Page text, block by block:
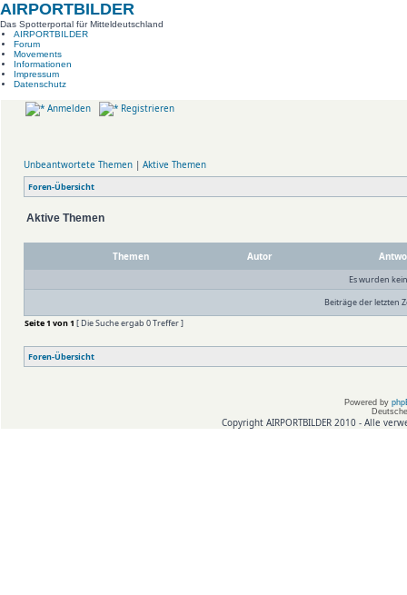
AIRPORTBILDER
Das Spotterportal für Mitteldeutschland
AIRPORTBILDER
Forum
Movements
Informationen
Impressum
Datenschutz
Anmelden Registrieren
Unbeantwortete Themen | Aktive Themen
Foren-Übersicht
Aktive Themen
Themen Autor
Es wurden
Beiträge der letzten
Seite1 von1 [ Die Suche ergab 0 Treffer ]
Foren-Übersicht
Powered by
Copyright AIRPORTBILDER 2010 - Alle